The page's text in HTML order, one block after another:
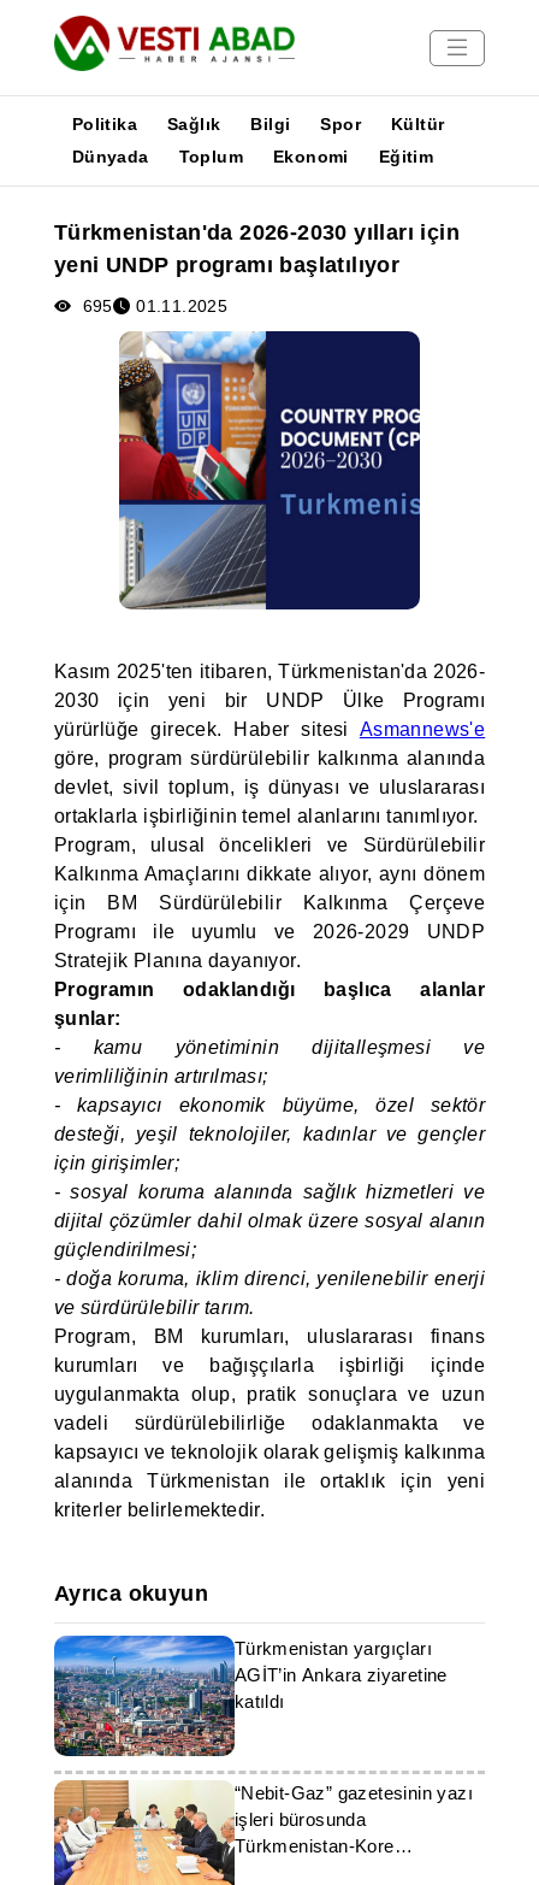
Yayınlar
Medya
Poster
Politika Sağlık Bilgi Spor
Kültür
Dünyada
Toplum Ekonomi Eğitim
Türkmenistan'da 2026-2030 yılları için
yeni UNDP programı başlatılıyor
695 01.11.2025
Kasım 2025'ten itibaren, Türkmenistan'da 2026-
2030 için yeni bir UNDP Ülke Programı
yürürlüğe girecek. Haber sitesi Asmannews'e
göre, program sürdürülebilir kalkınma alanında
devlet, sivil toplum, iş dünyası ve uluslararası
ortaklarla işbirliğinin temel alanlarını tanımlıyor.
Program, ulusal öncelikleri ve Sürdürülebilir
Kalkınma Amaçlarını dikkate alıyor, aynı dönem
için BM Sürdürülebilir Kalkınma Çerçeve
Programı ile uyumlu ve 2026-2029 UNDP
Stratejik Planına dayanıyor.
Programın odaklandığı başlıca alanlar
şunlar:
- kamu yönetiminin dijitalleşmesi ve
verimliliğinin artırılması;
- kapsayıcı ekonomik büyüme, özel sektör
desteği, yeşil teknolojiler, kadınlar ve gençler
için girişimler;
- sosyal koruma alanında sağlık hizmetleri ve
dijital çözümler dahil olmak üzere sosyal alanın
güçlendirilmesi;
- doğa koruma, iklim direnci, yenilenebilir enerji
ve sürdürülebilir tarım.
Program, BM kurumları, uluslararası finans
kurumları ve bağışçılarla işbirliği içinde
uygulanmakta olup, pratik sonuçlara ve uzun
vadeli sürdürülebilirliğe odaklanmakta ve
kapsayıcı ve teknolojik olarak gelişmiş kalkınma
alanında Türkmenistan ile ortaklık için yeni
kriterler belirlemektedir.
Ayrıca okuyun
Türkmenistan yargıçları
AGİT’in Ankara ziyaretine
katıldı
“Nebit-Gaz” gazetesinin yazı
işleri bürosunda
Türkmenistan-Kore
ortaklığının geleceği ele alındı